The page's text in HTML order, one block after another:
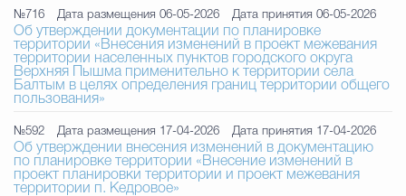
№716 Дата размещения 06-05-2026 Дата принятия 06-05-2026
Об утверждении документации по планировке
территории «Внесения изменений в проект межевания
территории населенных пунктов городского округа
Верхняя Пышма применительно к территории села
Балтым в целях определения границ территории общего
пользования»
№592 Дата размещения 17-04-2026 Дата принятия 17-04-2026
Об утверждении внесения изменений в документацию
по планировке территории «Внесение изменений в
проект планировки территории и проект межевания
территории п. Кедровое»